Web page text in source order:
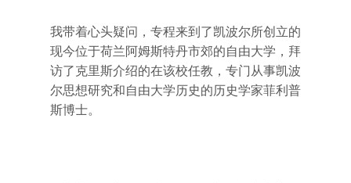
我带着心头疑问，专程来到了凯波尔所创立的
现今位于荷兰阿姆斯特丹市郊的自由大学，拜
访了克里斯介绍的在该校任教，专门从事凯波
尔思想研究和自由大学历史的历史学家菲利普
斯博士。